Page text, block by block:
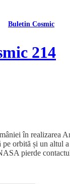
Buletin Cosmic
214
în realizarea
pe orbită și un altul
pierde